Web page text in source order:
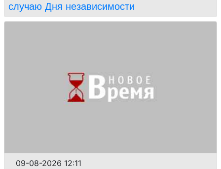
случаю Дня независимости
09-08-2026 12:11